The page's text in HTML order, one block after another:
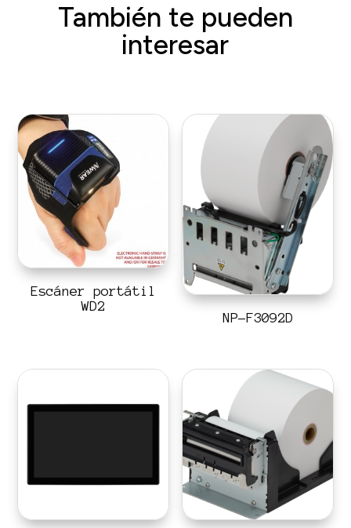
También te pueden
interesar
Escáner portátil
WD2
NP-F3092D